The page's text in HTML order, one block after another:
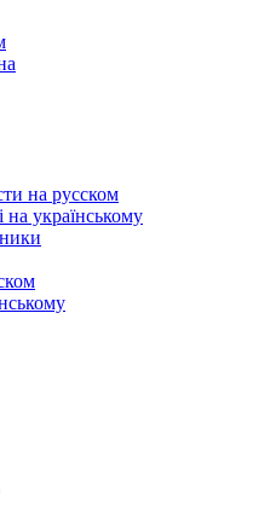
на русском
на українському